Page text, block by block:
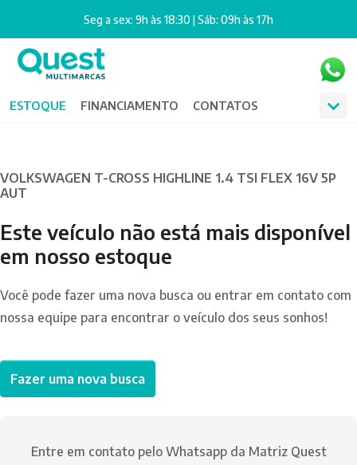
Seg a sex: 9h às 18:30 | Sáb: 09h às 17h
ESTOQUE FINANCIAMENTO CONTATOS
VOLKSWAGEN T-CROSS HIGHLINE 1.4 TSI FLEX 16V 5P
AUT
Este veículo não está mais disponível
em nosso estoque
Você pode fazer uma nova busca ou entrar em contato com
nossa equipe para encontrar o veículo dos seus sonhos!
Fazer uma nova busca
Entre em contato pelo Whatsapp da Matriz Quest